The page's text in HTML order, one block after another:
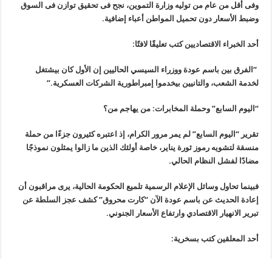
وفى أقل من عام من توليه وزارة التموين، نجح فى تحقيق توازن فى السوق
وضبط الأسعار دون تحميل المواطن أعباء إضافية.
أحد الخبراء الاقتصاديين كتب تعليقًا لافتًا:
“الفرق بين باسم عودة ووزراء السيسي الحاليين إن الأول كان بيشتغل
لخدمة الشعب، والتانيين بيخدموا إمبراطورية الشركات العسكرية.”
“اليوم السابع” وحملة المخابرات: من يهاجم من؟
تقرير “اليوم السابع” لم يمر مرور الكرام، إذ اعتبره كثيرون جزءًا من حملة
منسقة لتشويه رموز ثورة يناير، خاصة أولئك الذين ما زالوا يمثلون نموذجًا
مضادًا لفشل النظام الحالي.
فبينما تحاول وسائل الإعلام الرسمية تلميع الحكومة الحالية، يرى مراقبون أن
إعادة الحديث عن باسم عودة الآن “كارت محروق” كشف عجز السلطة عن
تبرير الانهيار الاقتصادي وارتفاع الأسعار الجنوني.
أحد المعلقين كتب بسخرية: